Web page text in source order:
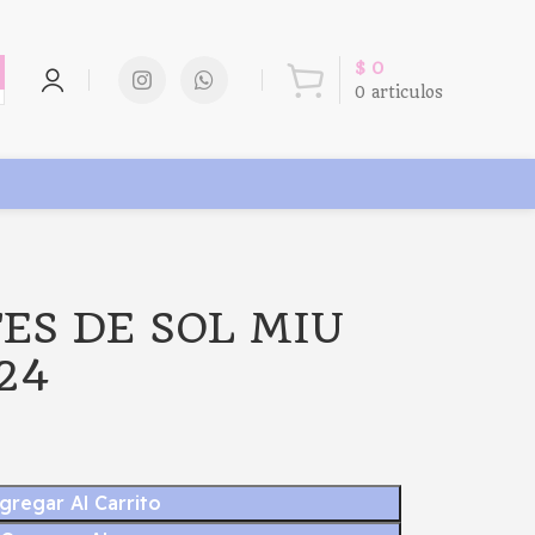
0 articulos
$ 0
DE SOL MIU
Al Carrito